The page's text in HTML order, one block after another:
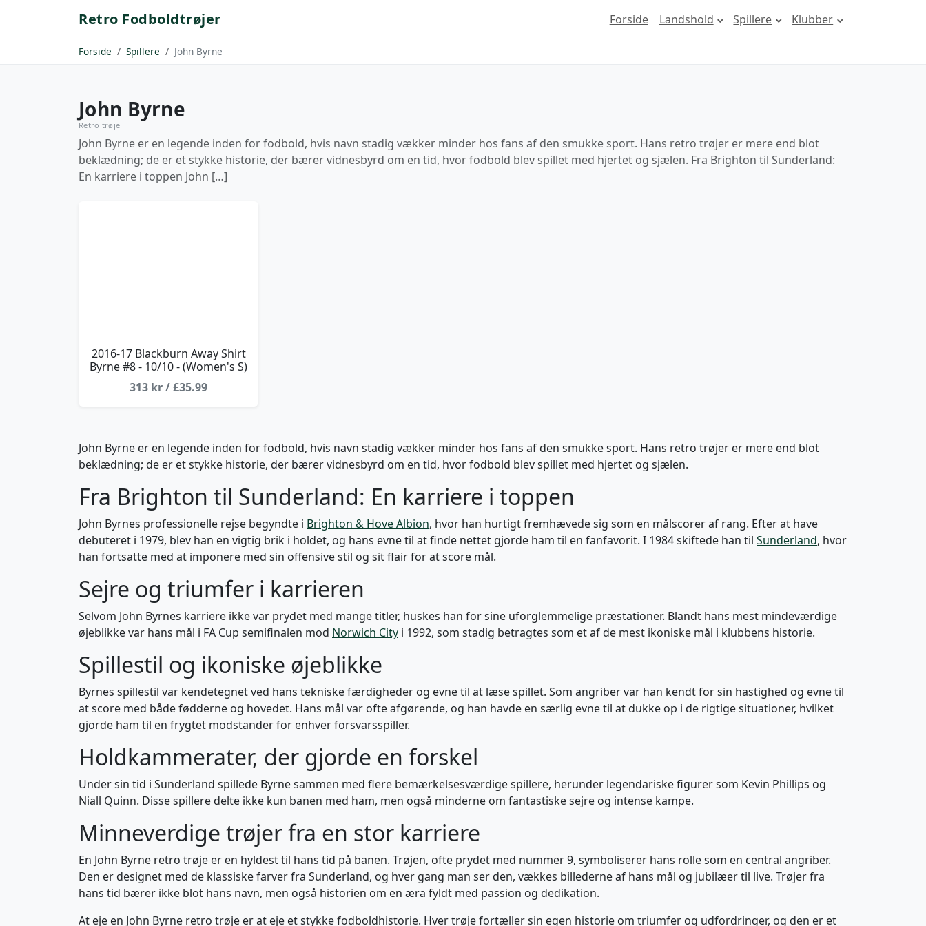
Retro Fodboldtrøjer Forside Landshold Spillere Klubber
Forside Spillere John Byrne
John Byrne
Retro trøje
John Byrne er en legende inden for fodbold, hvis navn stadig vækker minder hos fans af den smukke sport. Hans retro trøjer er mere end blot
beklædning; de er et stykke historie, der bærer vidnesbyrd om en tid, hvor fodbold blev spillet med hjertet og sjælen. Fra Brighton til Sunderland:
En karriere i toppen John […]
2016-17 Blackburn Away Shirt
Byrne #8 - 10/10 - (Women's S)
313 kr / £35.99
John Byrne er en legende inden for fodbold, hvis navn stadig vækker minder hos fans af den smukke sport. Hans retro trøjer er mere end blot
beklædning; de er et stykke historie, der bærer vidnesbyrd om en tid, hvor fodbold blev spillet med hjertet og sjælen.
Fra Brighton til Sunderland: En karriere i toppen
John Byrnes professionelle rejse begyndte i Brighton & Hove Albion, hvor han hurtigt fremhævede sig som en målscorer af rang. Efter at have
debuteret i 1979, blev han en vigtig brik i holdet, og hans evne til at finde nettet gjorde ham til en fanfavorit. I 1984 skiftede han til Sunderland, hvor
han fortsatte med at imponere med sin offensive stil og sit flair for at score mål.
Sejre og triumfer i karrieren
Selvom John Byrnes karriere ikke var prydet med mange titler, huskes han for sine uforglemmelige præstationer. Blandt hans mest mindeværdige
øjeblikke var hans mål i FA Cup semifinalen mod Norwich City i 1992, som stadig betragtes som et af de mest ikoniske mål i klubbens historie.
Spillestil og ikoniske øjeblikke
Byrnes spillestil var kendetegnet ved hans tekniske færdigheder og evne til at læse spillet. Som angriber var han kendt for sin hastighed og evne til
at score med både fødderne og hovedet. Hans mål var ofte afgørende, og han havde en særlig evne til at dukke op i de rigtige situationer, hvilket
gjorde ham til en frygtet modstander for enhver forsvarsspiller.
Holdkammerater, der gjorde en forskel
Under sin tid i Sunderland spillede Byrne sammen med flere bemærkelsesværdige spillere, herunder legendariske figurer som Kevin Phillips og
Niall Quinn. Disse spillere delte ikke kun banen med ham, men også minderne om fantastiske sejre og intense kampe.
Minneverdige trøjer fra en stor karriere
En John Byrne retro trøje er en hyldest til hans tid på banen. Trøjen, ofte prydet med nummer 9, symboliserer hans rolle som en central angriber.
Den er designet med de klassiske farver fra Sunderland, og hver gang man ser den, vækkes billederne af hans mål og jubilæer til live. Trøjer fra
hans tid bærer ikke blot hans navn, men også historien om en æra fyldt med passion og dedikation.
At eje en John Byrne retro trøje er at eje et stykke fodboldhistorie. Hver trøje fortæller sin egen historie om triumfer og udfordringer, og den er et